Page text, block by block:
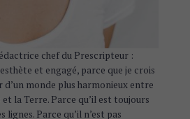
chef du Prescripteur :
et engagé, parce que je crois
d’un monde plus harmonieux entre
la Terre. Parce qu’il est toujours
Parce qu’il n’est pas